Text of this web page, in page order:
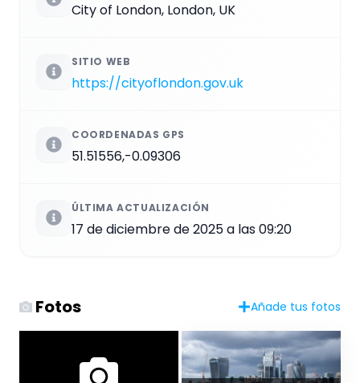
City of London, London, UK
SITIO WEB
https://cityoflondon.gov.uk
COORDENADAS GPS
51.51556,-0.09306
ÚLTIMA ACTUALIZACIÓN
17 de diciembre de 2025 a las 09:20
Fotos Añade tus fotos